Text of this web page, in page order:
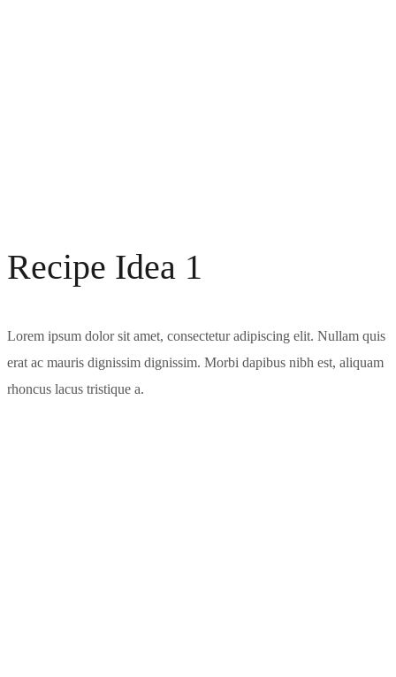
Recipe Idea 1
Lorem ipsum dolor sit amet, consectetur adipiscing elit. Nullam quis
erat ac mauris dignissim dignissim. Morbi dapibus nibh est, aliquam
rhoncus lacus tristique a.